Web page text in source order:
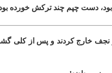
دست چپم چند ترکش خورده
خارج کردند و پس از کلی